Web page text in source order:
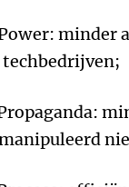
minder
techbedrijven;